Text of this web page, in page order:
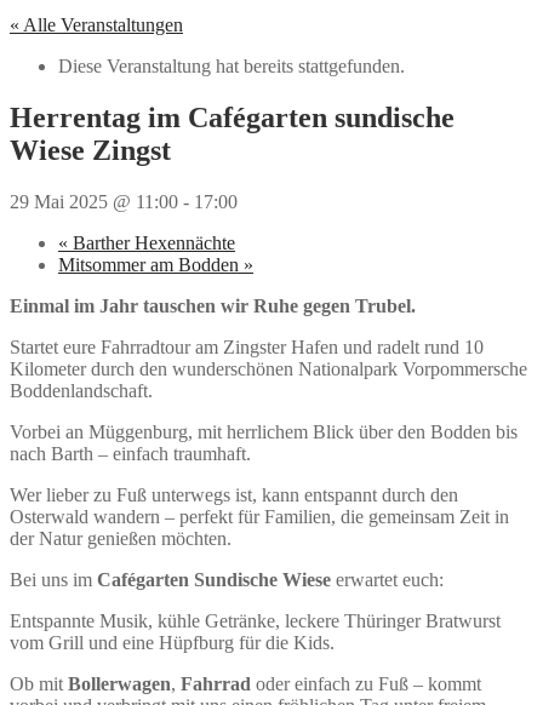
« Alle Veranstaltungen
Diese Veranstaltung hat bereits stattgefunden.
Herrentag im Cafégarten sundische
Wiese Zingst
29 Mai 2025 @ 11:00 - 17:00
« Barther Hexennächte
Mitsommer am Bodden »
Einmal im Jahr tauschen wir Ruhe gegen Trubel.
Startet eure Fahrradtour am Zingster Hafen und radelt rund 10
Kilometer durch den wunderschönen Nationalpark Vorpommersche
Boddenlandschaft.
Vorbei an Müggenburg, mit herrlichem Blick über den Bodden bis
nach Barth – einfach traumhaft.
Wer lieber zu Fuß unterwegs ist, kann entspannt durch den
Osterwald wandern – perfekt für Familien, die gemeinsam Zeit in
der Natur genießen möchten.
Bei uns im Cafégarten Sundische Wiese erwartet euch:
Entspannte Musik, kühle Getränke, leckere Thüringer Bratwurst
vom Grill und eine Hüpfburg für die Kids.
Ob mit Bollerwagen, Fahrrad oder einfach zu Fuß – kommt